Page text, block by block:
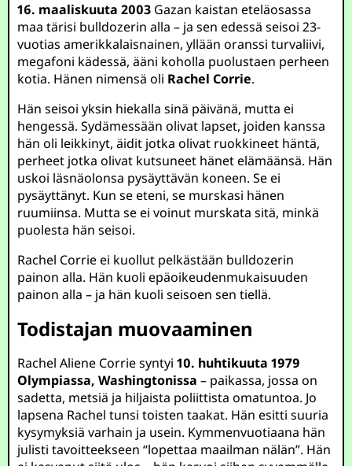
16. maaliskuuta 2003 Gazan kaistan eteläosassa
maa tärisi bulldozerin alla – ja sen edessä seisoi 23-
vuotias amerikkalaisnainen, yllään oranssi turvaliivi,
megafoni kädessä, ääni koholla puolustaen perheen
kotia. Hänen nimensä oli Rachel Corrie.
Hän seisoi yksin hiekalla sinä päivänä, mutta ei
hengessä. Sydämessään olivat lapset, joiden kanssa
hän oli leikkinyt, äidit jotka olivat ruokkineet häntä,
perheet jotka olivat kutsuneet hänet elämäänsä. Hän
uskoi läsnäolonsa pysäyttävän koneen. Se ei
pysäyttänyt. Kun se eteni, se murskasi hänen
ruumiinsa. Mutta se ei voinut murskata sitä, minkä
puolesta hän seisoi.
Rachel Corrie ei kuollut pelkästään bulldozerin
painon alla. Hän kuoli epäoikeudenmukaisuuden
painon alla – ja hän kuoli seisoen sen tiellä.
Todistajan muovaaminen
Rachel Aliene Corrie syntyi10. huhtikuuta 1979
Olympiassa, Washingtonissa – paikassa, jossa on
sadetta, metsiä ja hiljaista poliittista omatuntoa. Jo
lapsena Rachel tunsi toisten taakat. Hän esitti suuria
kysymyksiä varhain ja usein. Kymmenvuotiaana hän
julisti tavoitteekseen “lopettaa maailman nälän”. Hän